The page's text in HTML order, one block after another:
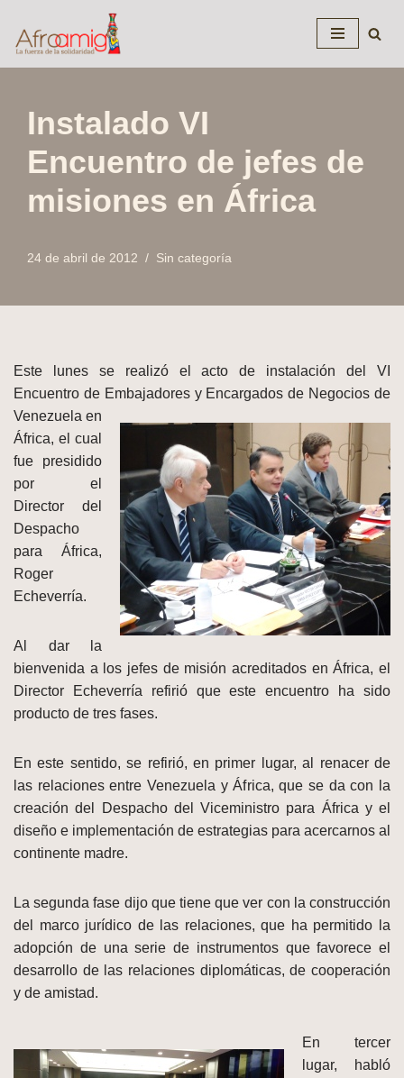
Saltar
al
Instalado VI
Encuentro de jefes de
misiones en África
24 de abril de 2012 Sin categoría
Este lunes se realizó el acto de instalación del VI
Encuentro de Embajadores y Encargados de Negocios de
Venezuela en
África, el cual
fue presidido
por el
Director del
Despacho
para África,
Roger
Echeverría.
Al dar la
bienvenida a los jefes de misión acreditados en África, el
Director Echeverría refirió que este encuentro ha sido
producto de tres fases.
En este sentido, se refirió, en primer lugar, al renacer de
las relaciones entre Venezuela y África, que se da con la
creación del Despacho del Viceministro para África y el
diseño e implementación de estrategias para acercarnos al
continente madre.
La segunda fase dijo que tiene que ver con la construcción
del marco jurídico de las relaciones, que ha permitido la
adopción de una serie de instrumentos que favorece el
desarrollo de las relaciones diplomáticas, de cooperación
y de amistad.
En tercer
lugar, habló